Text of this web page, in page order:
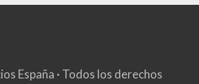
España · Todos los derechos